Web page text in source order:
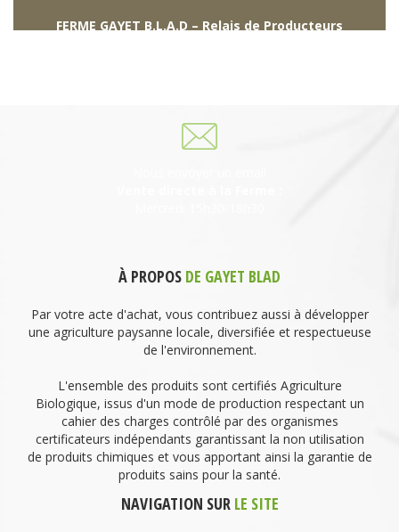
FERME GAYET B.L.A.D – Relais de Producteurs
À PROPOS DE GAYET BLAD
Par votre acte d'achat, vous contribuez aussi à développer
une agriculture paysanne locale, diversifiée et respectueuse
de l'environnement.
L'ensemble des produits sont certifiés Agriculture
Biologique, issus d'un mode de production respectant un
cahier des charges contrôlé par des organismes
certificateurs indépendants garantissant la non utilisation
de produits chimiques et vous apportant ainsi la garantie de
produits sains pour la santé.
NAVIGATION SUR LE SITE